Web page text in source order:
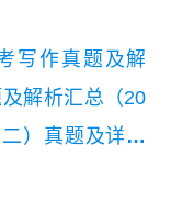
写作真题及解
解析汇总（20
）真题及详细